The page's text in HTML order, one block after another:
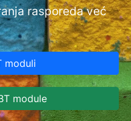
rasporeda već
moduli
module